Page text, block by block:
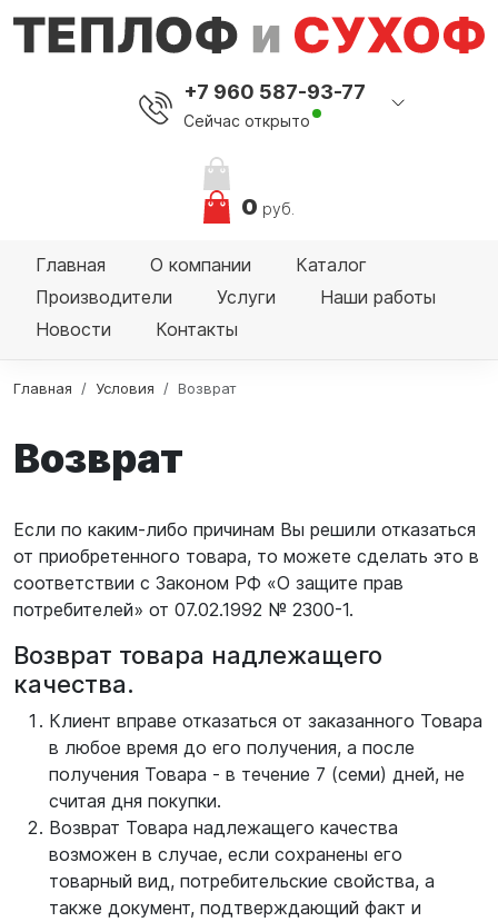
+7 960 587-93-77
Сейчас открыто
0 руб.
Главная О компании
Каталог
Производители
Услуги
Наши работы
Новости
Контакты
Главная Условия Возврат
Возврат
Если по каким-либо причинам Вы решили отказаться
от приобретенного товара, то можете сделать это в
соответствии с Законом РФ «О защите прав
потребителей» от 07.02.1992 № 2300-1.
Возврат товара надлежащего
качества.
Клиент вправе отказаться от заказанного Товара
в любое время до его получения, а после
получения Товара - в течение 7 (семи) дней, не
считая дня покупки.
Возврат Товара надлежащего качества
возможен в случае, если сохранены его
товарный вид, потребительские свойства, а
также документ, подтверждающий факт и